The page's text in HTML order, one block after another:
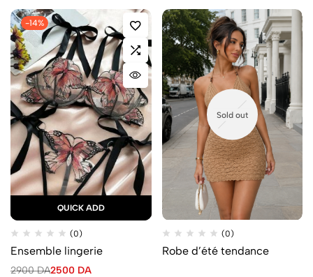
-14%
QUICK ADD
(0)
Ensemble lingerie
2900DA2500 DA
Sold out
(0)
Robe d’été tendance